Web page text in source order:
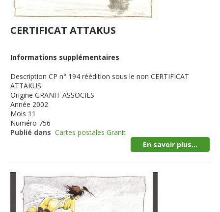
CERTIFICAT ATTAKUS
Informations supplémentaires
Description CP n° 194 réédition sous le non CERTIFICAT
ATTAKUS
Origine GRANIT ASSOCIES
Année 2002
Mois 11
Numéro 756
Publié dans Cartes postales Granit
En savoir plus...